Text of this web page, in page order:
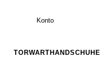
Konto
TORWARTHANDSCHUHE